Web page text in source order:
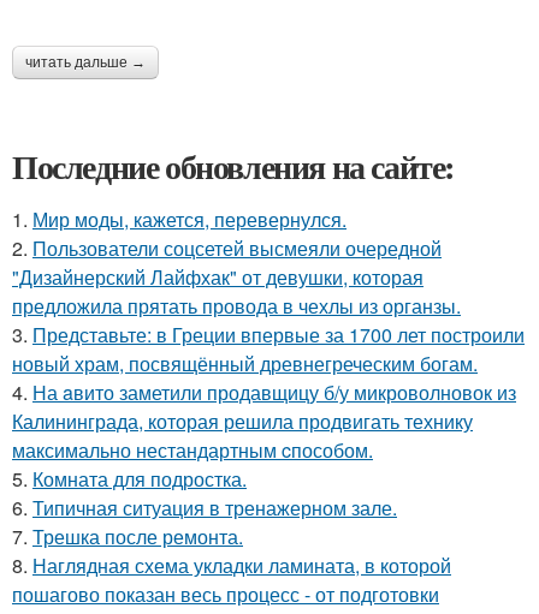
читать дальше →
Последние обновления на сайте:
1. Мир моды, кажется, перевернулся.
2. Пользователи соцсетей высмеяли очередной
"Дизайнерский Лайфхак" от девушки, которая
предложила прятать провода в чехлы из органзы.
3. Представьте: в Греции впервые за 1700 лет построили
новый храм, посвящённый древнегреческим богам.
4. На aвито заметили продавщицу б/у микроволновок из
Калининграда, которая решила продвигать технику
максимально нестандартным cпособом.
5. Комната для подростка.
6. Типичная ситуация в тренажерном зале.
7. Трешка после ремонта.
8. Наглядная схема укладки ламината, в которой
пошагово показан весь процесс - от подготовки